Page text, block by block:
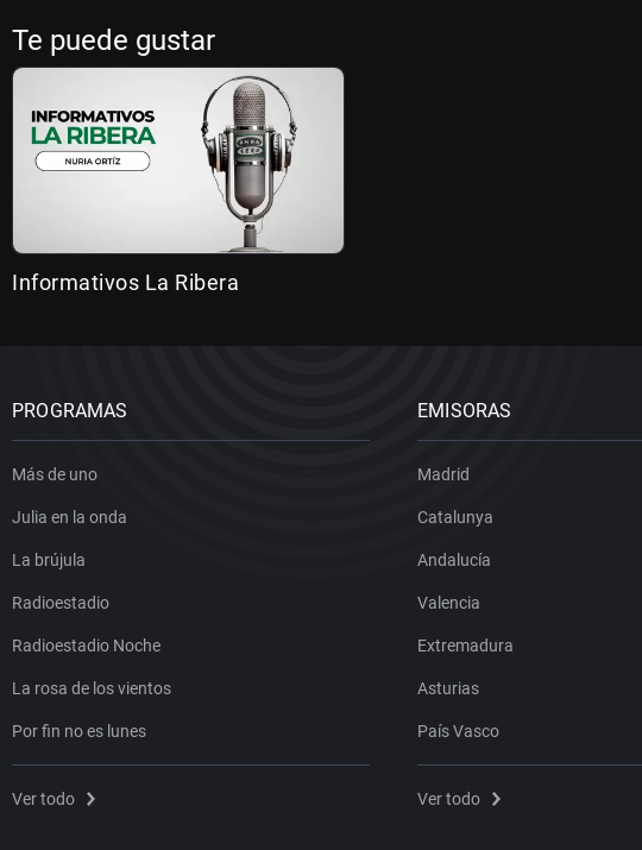
Te puede gustar
Informativos La Ribera
PROGRAMAS
Más de uno
Julia en la onda
La brújula
Radioestadio
Radioestadio Noche
La rosa de los vientos
Por fin no es lunes
Ver todo
EMISORAS
Madrid
Catalunya
Andalucía
Valencia
Extremadura
Asturias
País Vasco
Ver todo